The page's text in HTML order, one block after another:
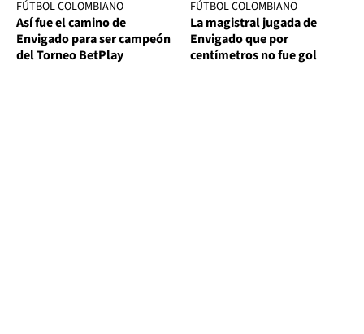
FÚTBOL COLOMBIANO
Así fue el camino de
Envigado para ser campeón
del Torneo BetPlay
FÚTBOL COLOMBIANO
La magistral jugada de
Envigado que por
centímetros no fue gol